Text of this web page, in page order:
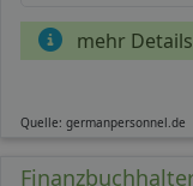
mehr Details
Quelle: germanpersonnel.de